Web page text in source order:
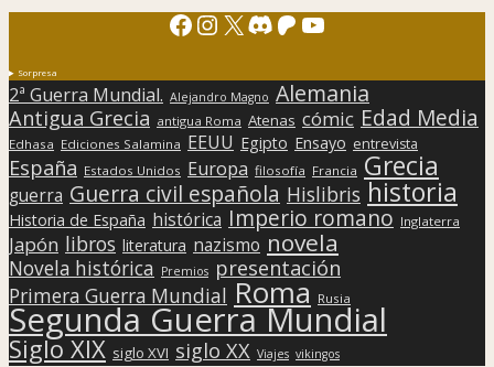
Facebook
Instagram
X Discord
Patreon
YouTube
Sorpresa
2ª Guerra Mundial. Alejandro Magno Alemania
Antigua Grecia antigua Roma Atenas cómic Edad Media
Edhasa Ediciones Salamina EEUU Egipto Ensayo entrevista
España Estados Unidos Europa filosofía Francia Grecia
guerra Guerra civil española Hislibris historia
Historia de España histórica Imperio romano Inglaterra
Japón libros literatura nazismo novela
Novela histórica Premios presentación
Primera Guerra Mundial Roma Rusia
Segunda Guerra Mundial
Siglo XIX siglo XVI siglo XX Viajes vikingos